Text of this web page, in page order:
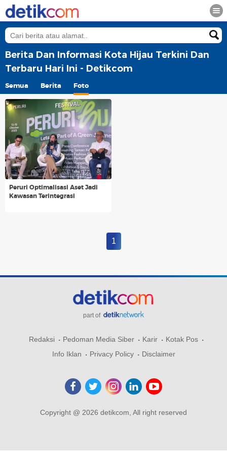
Berita Dan Informasi Kota Hijau Terkini Dan
Terbaru Hari Ini - Detikcom
Semua Berita Foto
Peruri Optimalisasi Aset Jadi
Kawasan Terintegrasi
1
part of
Redaksi Pedoman Media Siber Karir
Kotak Pos
Info Iklan
Privacy Policy Disclaimer
Copyright @ 2026 detikcom, All right reserved